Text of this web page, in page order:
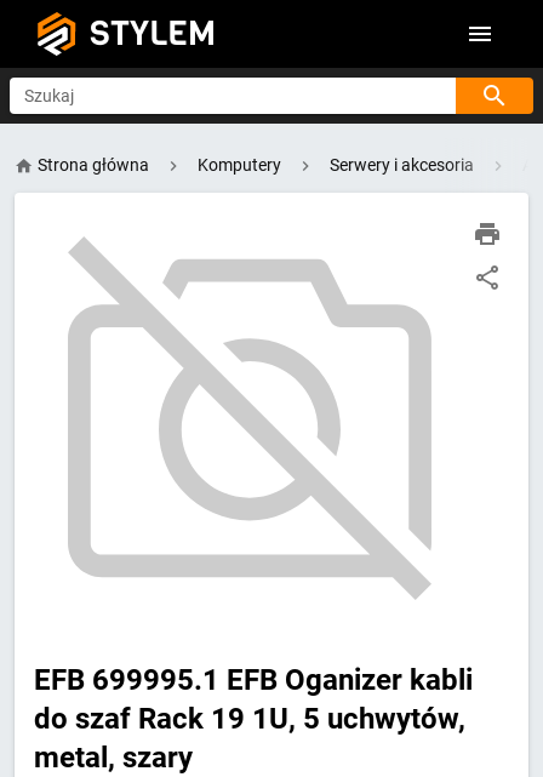
STYLEM
Szukaj
Strona główna Komputery Serwery i akcesoria
EFB 699995.1 EFB Oganizer kabli
do szaf Rack 19 1U, 5 uchwytów,
metal, szary